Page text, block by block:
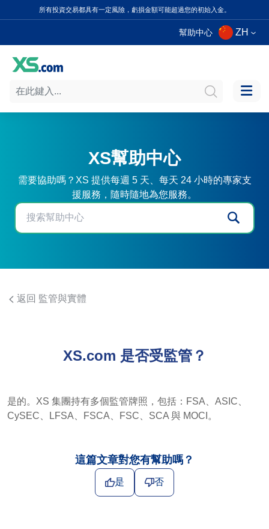
所有投資交易都具有一定風險，虧損金額可能超過您的初始入金。
幫助中心 ZH
XS幫助中心
需要協助嗎？XS 提供每週 5 天、每天 24 小時的專家支
援服務，隨時隨地為您服務。
返回 監管與實體
XS.com 是否受監管？
是的。XS 集團持有多個監管牌照，包括：FSA、ASIC、
CySEC、LFSA、FSCA、FSC、SCA 與 MOCI。
這篇文章對您有幫助嗎？
是 否